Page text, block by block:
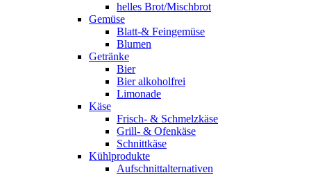
helles Brot/Mischbrot
Gemüse
Blatt-& Feingemüse
Blumen
Getränke
Bier
Bier alkoholfrei
Limonade
Käse
Frisch- & Schmelzkäse
Grill- & Ofenkäse
Schnittkäse
Kühlprodukte
Aufschnittalternativen